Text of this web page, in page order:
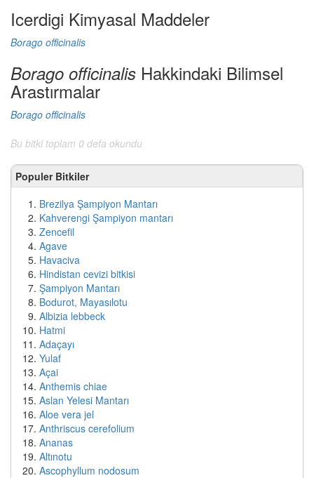
Icerdigi Kimyasal Maddeler
Borago officinalis
Borago officinalis Hakkindaki Bilimsel
Arastırmalar
Borago officinalis
Bu bitki toplam 0 defa okundu
Populer Bitkiler
Brezilya Şampiyon Mantarı
Kahverengi Şampiyon mantarı
Zencefil
Agave
Havaciva
Hindistan cevizi bitkisi
Şampiyon Mantarı
Bodurot, Mayasılotu
Albizia lebbeck
Hatmi
Adaçayı
Yulaf
Açai
Anthemis chiae
Aslan Yelesi Mantarı
Aloe vera jel
Anthriscus cerefolium
Ananas
Altınotu
Ascophyllum nodosum